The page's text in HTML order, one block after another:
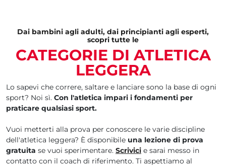
Dai bambini agli adulti, dai principianti agli esperti,
scopri tutte le
CATEGORIE DI ATLETICA
LEGGERA
Lo sapevi che correre, saltare e lanciare sono la base di ogni
sport? Noi sì. Con l'atletica impari i fondamenti per
praticare qualsiasi sport.
Vuoi metterti alla prova per conoscere le varie discipline
dell'atletica leggera? È disponibile una lezione di prova
gratuita se vuoi sperimentare. Scrivici e sarai messo in
contatto con il coach di riferimento. Ti aspettiamo al